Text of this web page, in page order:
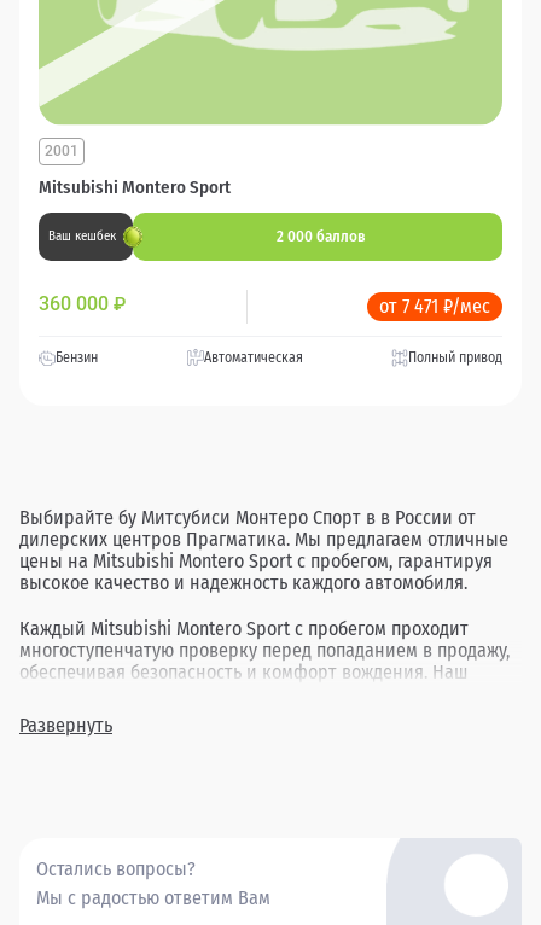
Mitsubishi Montero Sport
2001
Ваш кешбек 2 000 баллов
360 000 ₽ от 7 471 ₽/мес
Бензин Автоматическая Полный привод
Выбирайте бу Митсубиси Монтеро Спорт в в России от
дилерских центров Прагматика. Мы предлагаем отличные
цены на Mitsubishi Montero Sport с пробегом, гарантируя
высокое качество и надежность каждого автомобиля.
Каждый Mitsubishi Montero Sport с пробегом проходит
многоступенчатую проверку перед попаданием в продажу,
обеспечивая безопасность и комфорт вождения. Наш
года выпуска, позволяя найти идеальный вариант для
каждого клиента.
Развернуть
Остались вопросы?
Мы с радостью ответим Вам